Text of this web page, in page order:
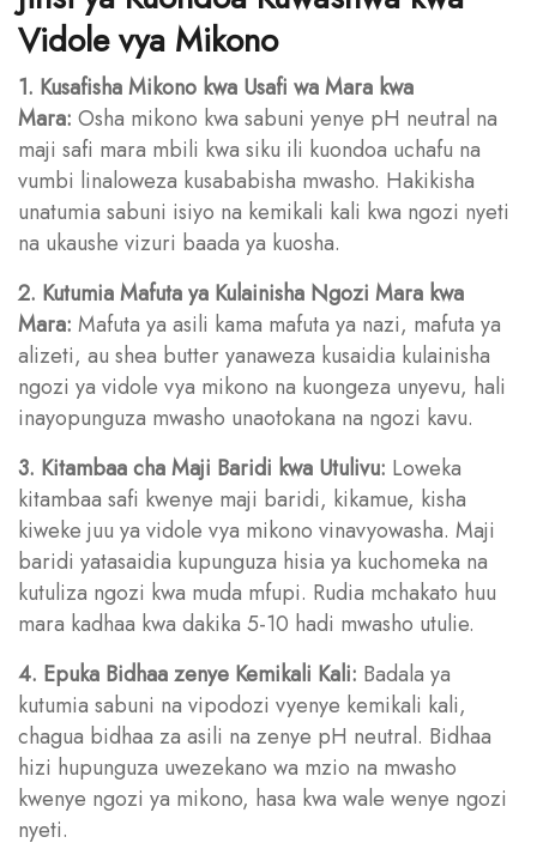
Vidole vya Mikono
1. Kusafisha Mikono kwa Usafi wa Mara kwa
Mara: Osha mikono kwa sabuni yenye pH neutral na
maji safi mara mbili kwa siku ili kuondoa uchafu na
vumbi linaloweza kusababisha mwasho. Hakikisha
unatumia sabuni isiyo na kemikali kali kwa ngozi nyeti
na ukaushe vizuri baada ya kuosha.
2. Kutumia Mafuta ya Kulainisha Ngozi Mara kwa
Mara: Mafuta ya asili kama mafuta ya nazi, mafuta ya
alizeti, au shea butter yanaweza kusaidia kulainisha
ngozi ya vidole vya mikono na kuongeza unyevu, hali
inayopunguza mwasho unaotokana na ngozi kavu.
3. Kitambaa cha Maji Baridi kwa Utulivu: Loweka
kitambaa safi kwenye maji baridi, kikamue, kisha
kiweke juu ya vidole vya mikono vinavyowasha. Maji
baridi yatasaidia kupunguza hisia ya kuchomeka na
kutuliza ngozi kwa muda mfupi. Rudia mchakato huu
mara kadhaa kwa dakika 5-10 hadi mwasho utulie.
4. Epuka Bidhaa zenye Kemikali Kali: Badala ya
kutumia sabuni na vipodozi vyenye kemikali kali,
chagua bidhaa za asili na zenye pH neutral. Bidhaa
hizi hupunguza uwezekano wa mzio na mwasho
kwenye ngozi ya mikono, hasa kwa wale wenye ngozi
nyeti.